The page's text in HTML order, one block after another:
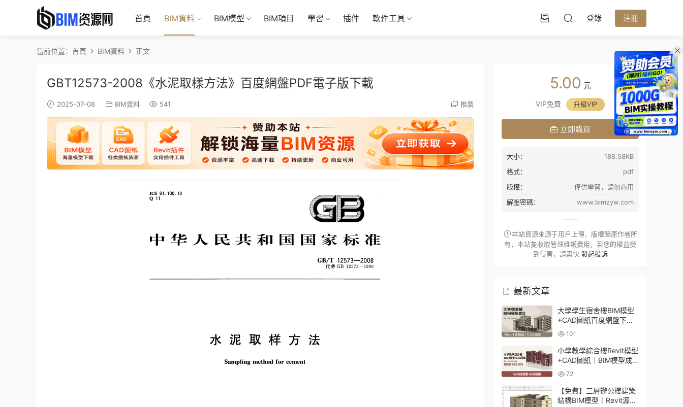
首頁 BIM資料 BIM模型 BIM項目 學習 插件 軟件工具 登錄 注冊
當前位置： 首頁 BIM資料 正文
GBT12573-2008《水泥取樣方法》百度網盤PDF電子版下載
2025-07-08 BIM資料 541 推廣
5.00 元
VIP免費 升級VIP
立即購買
大小：
188.58KB
格式：
pdf
版權：
僅供學習，請勿商用
解壓密碼：
www.bimzyw.com
本站資源來源于用戶上傳，版權歸原作者所
有，本站隻收取管理維護費用，若您的權益受
到侵害，請盡快 發起投訴
最新文章
大學學生宿舍樓BIM模型
+CAD圖紙百度網盤下載
｜建築結構全套Revit源文
件
101
小學教學綜合樓Revit模型
+CAD圖紙｜BIM模型成
品百度網盤下載
72
【免費】三層辦公樓建築
結構BIM模型｜Revit源文